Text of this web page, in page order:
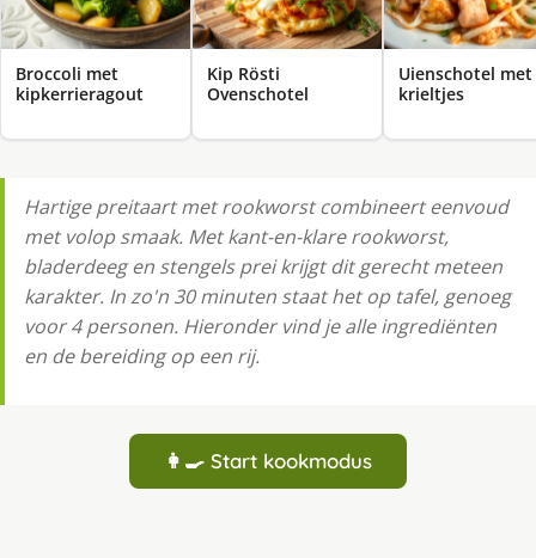
Broccoli met
kipkerrieragout
Kip Rösti
Ovenschotel
Uienschotel met
krieltjes
Hartige preitaart met rookworst combineert eenvoud
met volop smaak. Met kant-en-klare rookworst,
bladerdeeg en stengels prei krijgt dit gerecht meteen
karakter. In zo'n 30 minuten staat het op tafel, genoeg
voor 4 personen. Hieronder vind je alle ingrediënten
en de bereiding op een rij.
👩‍🍳 Start kookmodus